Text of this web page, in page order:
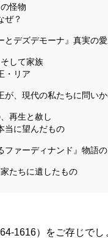
怪物
ぜ？
とデズデモーナ』真実の
して家族
・リア
が、現代の私たちに問い
再生と赦し
当に望んだもの
ファーディナンド』物語
たちに遺したもの
1616）をご存じで